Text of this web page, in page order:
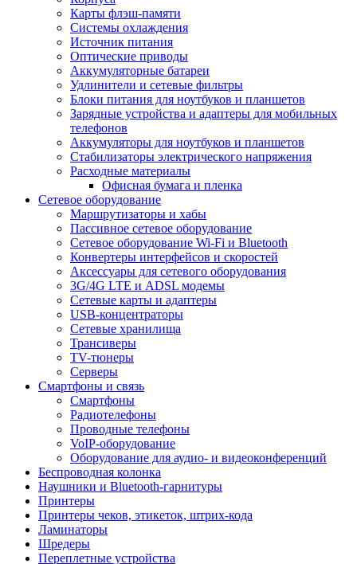
Карты флэш-памяти
Системы охлаждения
Источник питания
Оптические приводы
Аккумуляторные батареи
Удлинители и сетевые фильтры
Блоки питания для ноутбуков и планшетов
Зарядные устройства и адаптеры для мобильных
телефонов
Аккумуляторы для ноутбуков и планшетов
Стабилизаторы электрического напряжения
Расходные материалы
Офисная бумага и пленка
Сетевое оборудование
Маршрутизаторы и хабы
Пассивное сетевое оборудование
Сетевое оборудование Wi-Fi и Bluetooth
Конвертеры интерфейсов и скоростей
Аксессуары для сетевого оборудования
3G/4G LTE и ADSL модемы
Сетевые карты и адаптеры
USB-концентраторы
Сетевые хранилища
Трансиверы
TV-тюнеры
Серверы
Смартфоны и связь
Смартфоны
Радиотелефоны
Проводные телефоны
VoIP-оборудование
Оборудование для аудио- и видеоконференций
Беспроводная колонка
Наушники и Bluetooth-гарнитуры
Принтеры
Принтеры чеков, этикеток, штрих-кода
Ламинаторы
Шредеры
Переплетные устройства